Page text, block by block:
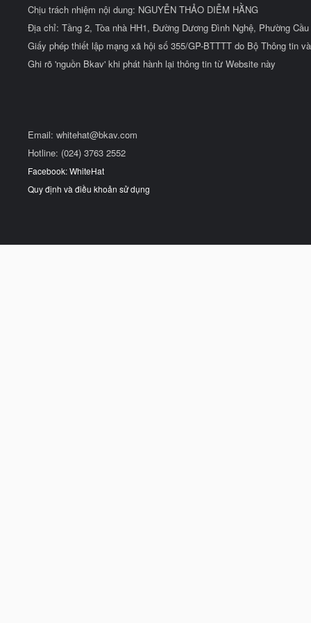
Chịu trách nhiệm nội dung: NGUYỄN THẢO DIỄM HẰNG
Địa chỉ: Tầng 2, Tòa nhà HH1, Đường Dương Đình Nghệ, Phường
Giấy phép thiết lập mạng xã hội số 355/GP-BTTTT do Bộ Thông tin
Ghi rõ 'nguồn Bkav' khi phát hành lại thông tin từ Website này
Email: whitehat@bkav.com
Hotline: (024) 3763 2552
Facebook: WhiteHat
Quy định và điều khoản sử dụng